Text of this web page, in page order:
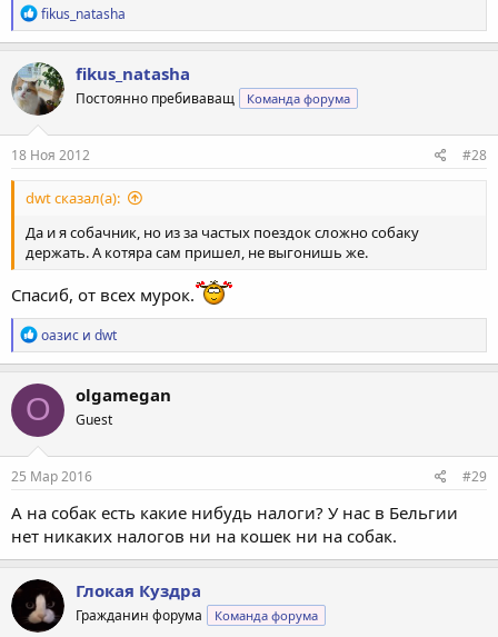
Р
е
а
к
ц
и
и
:
fikus_natasha
fikus_natasha
Постоянно пребиваващ Команда форума
18 Ноя 2012 #28
dwt сказал(а):
Да и я собачник, но из за частых поездок сложно собаку
держать. А котяра сам пришел, не выгонишь же.
Спасиб, от всех мурок.
Р
е
а
к
ц
и
и
:
оазис и dwt
O olgamegan
Guest
25 Мар 2016 #29
А на собак есть какие нибудь налоги? У нас в Бельгии
нет никаких налогов ни на кошек ни на собак.
Глокая Куздра
Гражданин форума Команда форума